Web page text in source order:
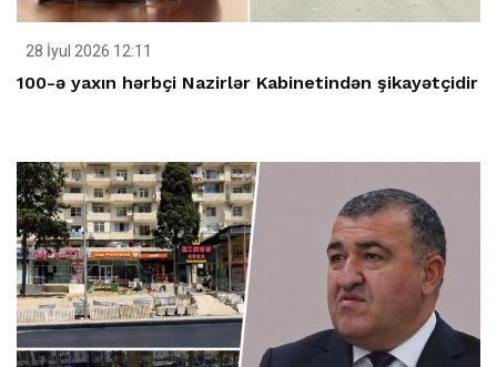
28 İyul 2026 12:11
100-ə yaxın hərbçi Nazirlər Kabinetindən şikayətçidir